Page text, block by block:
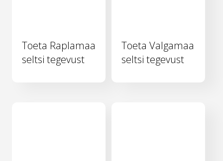
Toeta Raplamaa
seltsi tegevust
Toeta Valgamaa
seltsi tegevust